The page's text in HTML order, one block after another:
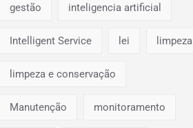
gestão inteligencia artificial
Intelligent Service lei limpeza
limpeza e conservação
Manutenção monitoramento